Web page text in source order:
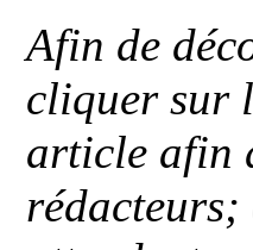
Afin de
cliquer sur
article afin
rédacteurs;